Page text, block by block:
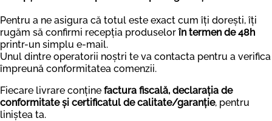
Pentru a ne asigura că totul este exact cum îți dorești, îți
rugăm să confirmi recepția produselorîn termen de 48h
printr-un simplu e-mail.
Unul dintre operatorii noștri te va contacta pentru a verifica
împreună conformitatea comenzii.
Fiecare livrare conține factura fiscală, declarația de
conformitate și certificatul de calitate/garanție, pentru
liniștea ta.